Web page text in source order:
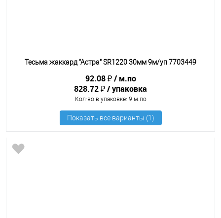
Тесьма жаккард "Астра" SR1220 30мм 9м/уп 7703449
92.08 ₽
м.по
828.72 ₽
упаковка
Кол-во в упаковке: 9 м.по